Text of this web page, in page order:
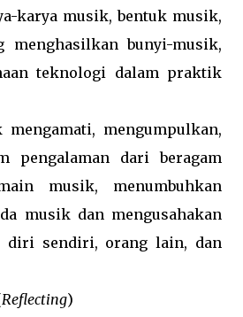
karya musik, bentuk musik,
menghasilkan bunyi-musik,
teknologi dalam praktik
mengamati, mengumpulkan,
pengalaman dari beragam
musik, menumbuhkan
musik dan mengusahakan
diri sendiri, orang lain, dan
Reflecting)